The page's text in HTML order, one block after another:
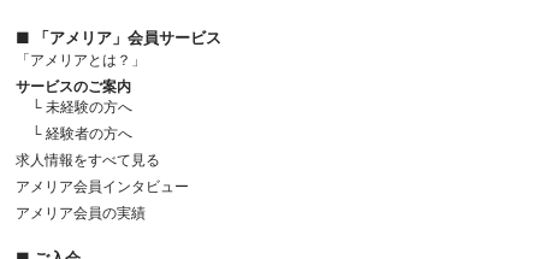
■ 「アメリア」会員サービス
「アメリアとは？」
サービスのご案内
└ 未経験の方へ
└ 経験者の方へ
求人情報をすべて見る
アメリア会員インタビュー
アメリア会員の実績